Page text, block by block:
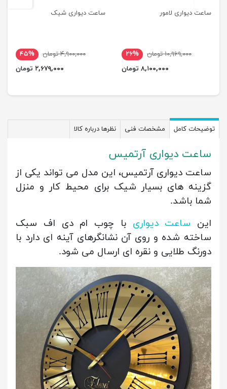
ساعت دیواری لامور
۱۰,۹۶۹,۰۰۰ تومان
۲۶%
۸,۱۰۰,۰۰۰ تومان
ساعت دیواری شیک
۴,۹۰۰,۰۰۰ تومان
۴۵%
۲,۶۷۹,۰۰۰ تومان
توضیحات کامل مشخصات فنی نظرها درباره کالا
ساعت دیواری آرتمیس
ساعت دیواری آرتمیس، این مدل می تواند یکی از
گزینه های بسیار شیک برای محیط کار و منزل
شما باشد.
این ساعت دیواری با چوب ام دی اف سبک
ساخته شده و روی آن نشانگرهای آینه ای دارد با
دورنگ طلایی و نقره ای ارسال می شود.